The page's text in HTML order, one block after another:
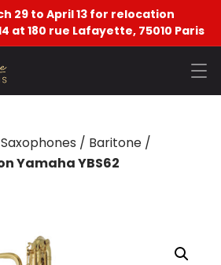
29 to April 13 for relocation
at 180 rue Lafayette, 75010 Paris
/ Baritone /
Yamaha YBS62